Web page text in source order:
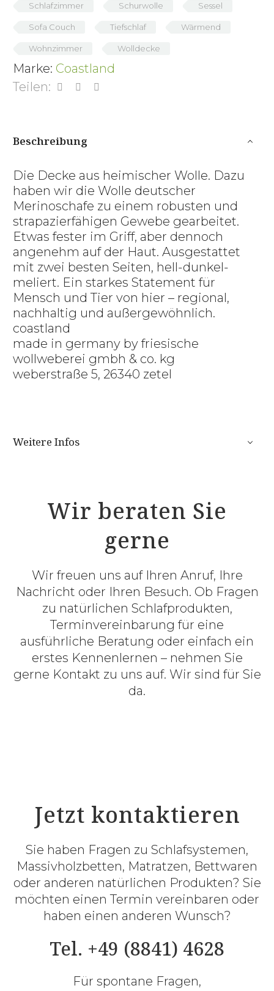
Schlafzimmer Schurwolle Sessel
Sofa Couch Tiefschlaf Wärmend
Wohnzimmer Wolldecke
Marke: Coastland
Teilen:
Beschreibung
Die Decke aus heimischer Wolle. Dazu
haben wir die Wolle deutscher
Merinoschafe zu einem robusten und
strapazierfähigen Gewebe gearbeitet.
Etwas fester im Griff, aber dennoch
angenehm auf der Haut. Ausgestattet
mit zwei besten Seiten, hell-dunkel-
meliert. Ein starkes Statement für
Mensch und Tier von hier – regional,
nachhaltig und außergewöhnlich.
coastland
made in germany by friesische
wollweberei gmbh & co. kg
weberstraße 5, 26340 zetel
Weitere Infos
Wir beraten Sie
gerne
Wir freuen uns auf Ihren Anruf, Ihre
Nachricht oder Ihren Besuch. Ob Fragen
zu natürlichen Schlafprodukten,
Terminvereinbarung für eine
ausführliche Beratung oder einfach ein
erstes Kennenlernen – nehmen Sie
gerne Kontakt zu uns auf. Wir sind für Sie
da.
Jetzt kontaktieren
Sie haben Fragen zu Schlafsystemen,
Massivholzbetten, Matratzen, Bettwaren
oder anderen natürlichen Produkten? Sie
möchten einen Termin vereinbaren oder
haben einen anderen Wunsch?
Tel. +49 (8841) 4628
Für spontane Fragen,